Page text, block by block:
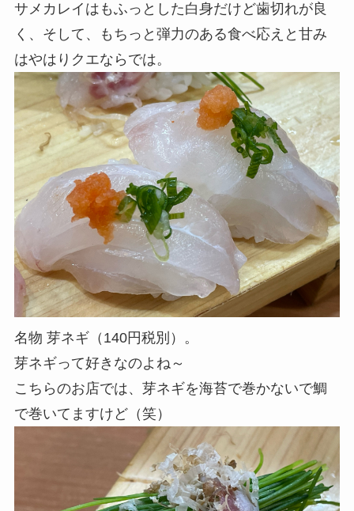
サメカレイはもふっとした白身だけど歯切れが良
く、そして、もちっと弾力のある食べ応えと甘み
はやはりクエならでは。
名物 芽ネギ（140円税別）。
芽ネギって好きなのよね～
こちらのお店では、芽ネギを海苔で巻かないで鯛
で巻いてますけど（笑）